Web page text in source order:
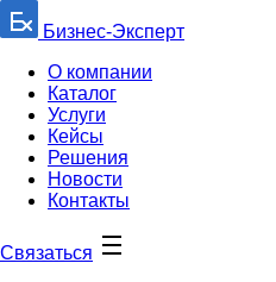
Бизнес-Эксперт
О компании
Каталог
Услуги
Кейсы
Решения
Новости
Контакты
Связаться